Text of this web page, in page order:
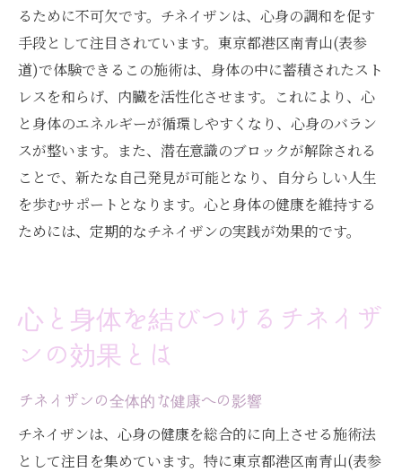
るために不可欠です。チネイザンは、心身の調和を促す
手段として注目されています。東京都港区南青山(表参
道)で体験できるこの施術は、身体の中に蓄積されたスト
レスを和らげ、内臓を活性化させます。これにより、心
と身体のエネルギーが循環しやすくなり、心身のバラン
スが整います。また、潜在意識のブロックが解除される
ことで、新たな自己発見が可能となり、自分らしい人生
を歩むサポートとなります。心と身体の健康を維持する
ためには、定期的なチネイザンの実践が効果的です。
心と身体を結びつけるチネイザ
ンの効果とは
チネイザンの全体的な健康への影響
チネイザンは、心身の健康を総合的に向上させる施術法
として注目を集めています。特に東京都港区南青山(表参